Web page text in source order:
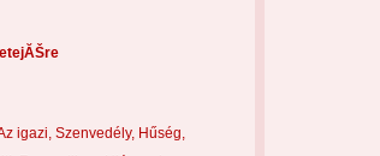
igazi, Szenvedély, Hűség,